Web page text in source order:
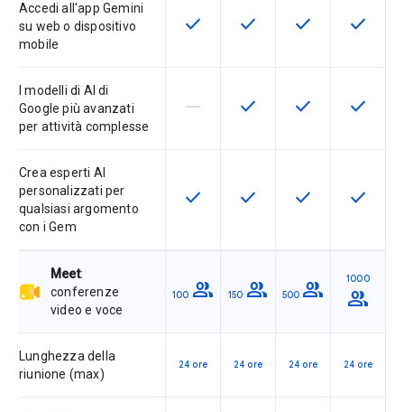
Accedi all'app Gemini
su web o dispositivo
mobile
Questa funzionalità è disponibile
check Questa funzionalità è
check Questa
check Questa
check
I modelli di AI di
Google più avanzati
per attività complesse
La funzionalità non è supportata
horizontal_rule Questa funzionalità è
check Questa
check Questa
check
Crea esperti AI
personalizzati per
qualsiasi argomento
con i Gem
Questa funzionalità è disponibile
check Questa funzionalità è
check Questa
check Questa
check
Meet:
conferenze
video e voce
100 group 150 group 500 group 1000
group
Lunghezza della
riunione (max)
24 ore 24 ore 24 ore 24 ore